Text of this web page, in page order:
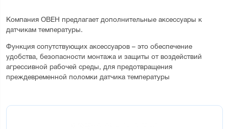
Компания ОВЕН предлагает дополнительные аксессуары к
датчикам температуры.
Функция сопутствующих аксессуаров – это обеспечение
удобства, безопасности монтажа и защиты от воздействий
агрессивной рабочей среды, для предотвращения
преждевременной поломки датчика температуры